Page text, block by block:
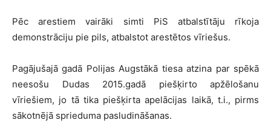
Pēc arestiem vairāki simti PiS atbalstītāju rīkoja
demonstrāciju pie pils, atbalstot arestētos vīriešus.
Pagājušajā gadā Polijas Augstākā tiesa atzina par spēkā
neesošu Dudas 2015.gadā piešķirto apžēlošanu
vīriešiem, jo tā tika piešķirta apelācijas laikā, t.i., pirms
sākotnējā sprieduma pasludināšanas.